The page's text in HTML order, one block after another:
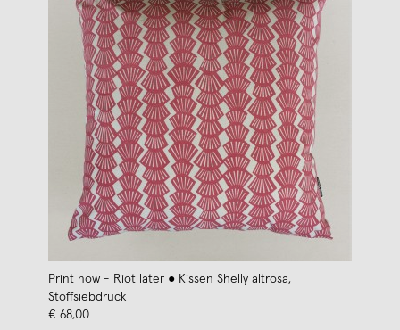
Print now - Riot later ● Kissen Shelly altrosa,
Stoffsiebdruck
€ 68,00